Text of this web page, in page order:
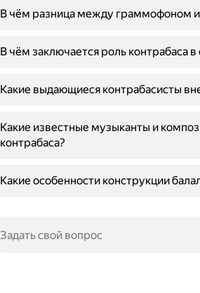
В чём разница между граммофоном
В чём заключается роль контрабаса
Какие выдающиеся контрабасисты
Какие известные музыканты и
контрабаса?
Какие особенности конструкции